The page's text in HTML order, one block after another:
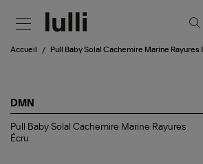
Accueil Pull Baby Solal Cachemire Marine Rayures
DMN
Pull
Baby
Pull Baby Solal Cachemire Marine Rayures
Écru